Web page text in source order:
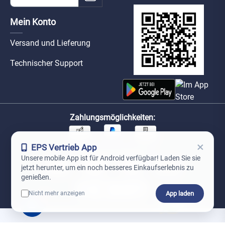
Mein Konto
Versand und Lieferung
Technischer Support
Zahlungsmöglichkeiten:
Unsere Versandpartner:
EPS Vertrieb App ×
Unsere mobile App ist für Android verfügbar! Laden Sie sie
jetzt herunter, um ein noch besseres Einkaufserlebnis zu
genießen.
Nicht mehr anzeigen App laden